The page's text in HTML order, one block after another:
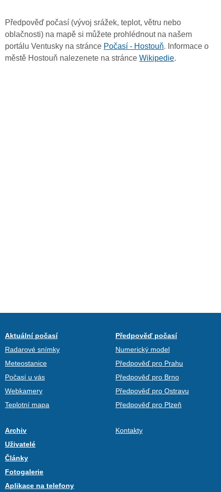
Předpověď počasí (vývoj srážek, teplot, větru nebo
oblačnosti) na mapě si můžete prohlédnout na našem
portálu Ventusky na stránce Počasí - Hostouň. Informace o
městě Hostouň nalezenete na stránce Wikipedie.
Aktuální počasí
Radarové snímky
Meteostanice
Počasí u vás
Webkamery
Teplotní mapa
Předpověď počasí
Numerický model
Předpověď pro Prahu
Předpověď pro Brno
Předpověď pro Ostravu
Předpověď pro Plzeň
Archiv
Uživatelé
Články
Fotogalerie
Aplikace na telefony
Kontakty